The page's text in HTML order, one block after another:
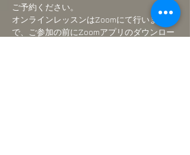
ご予約ください。
オンラインレッスンはZoomにて行いますの
で、ご参加の前にZoomアプリのダウンロー